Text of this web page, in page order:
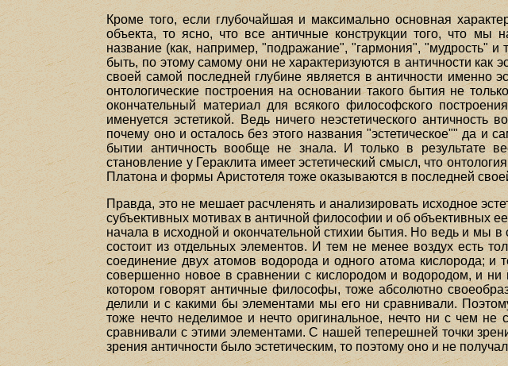
Кроме того, если глубочайшая и максимально основная
объекта, то ясно, что все античные конструкции того, что мы
название (как, например, "подражание", "гармония", "мудрость" и
быть, по этому самому они не характеризуются в античности как
своей самой последней глубине является в античности именно
онтологические построения на основании такого бытия не
окончательный материал для всякого философского
именуется эстетикой. Ведь ничего неэстетического
почему оно и осталось без этого названия "эстетическое"" да и
бытии античность вообще не знала. И только в результате
становление у Гераклита имеет эстетический смысл, что
Платона и формы Аристотеля тоже оказываются в последней
Правда, это не мешает расчленять и анализировать исходное
субъективных мотивах в античной философии и об объективных
начала в исходной и окончательной стихии бытия. Но ведь и мы
состоит из отдельных элементов. И тем не менее воздух есть
соединение двух атомов водорода и одного атома кислорода; и
совершенно новое в сравнении с кислородом и водородом, и
котором говорят античные философы, тоже абсолютно
делили и с какими бы элементами мы его ни сравнивали.
тоже нечто неделимое и нечто оригинальное, нечто ни с чем
сравнивали с этими элементами. С нашей теперешней точки
зрения античности было эстетическим, то поэтому оно и не